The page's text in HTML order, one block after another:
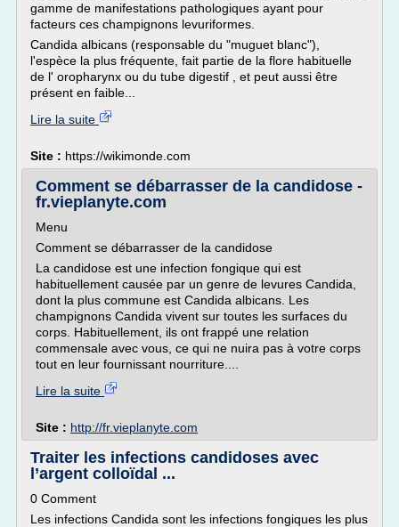
gamme de manifestations pathologiques ayant pour
facteurs ces champignons levuriformes.
Candida albicans (responsable du "muguet blanc"),
l'espèce la plus fréquente, fait partie de la flore habituelle
de l' oropharynx ou du tube digestif , et peut aussi être
présent en faible...
Lire la suite
Site : https://wikimonde.com
Comment se débarrasser de la candidose -
fr.vieplanyte.com
Menu
Comment se débarrasser de la candidose
La candidose est une infection fongique qui est
habituellement causée par un genre de levures Candida,
dont la plus commune est Candida albicans. Les
champignons Candida vivent sur toutes les surfaces du
corps. Habituellement, ils ont frappé une relation
commensale avec vous, ce qui ne nuira pas à votre corps
tout en leur fournissant nourriture....
Lire la suite
Site : http://fr.vieplanyte.com
Traiter les infections candidoses avec
l’argent colloïdal ...
0 Comment
Les infections Candida sont les infections fongiques les plus